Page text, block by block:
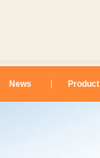
News Product